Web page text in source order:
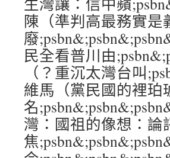
陳（準判高最務實是
廢
民全看普川由
（？重沉太灣台叫
維馬（黨民國的裡珀
名
灣：國祖的像想：論
焦